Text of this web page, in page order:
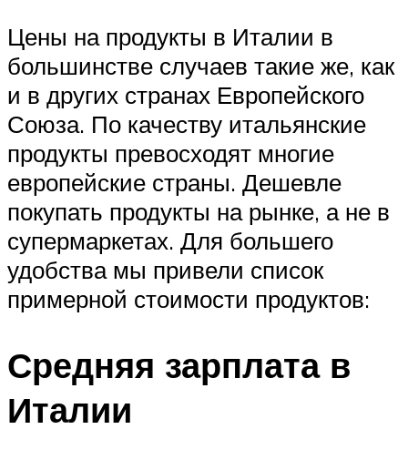
Цены на продукты в Италии в
большинстве случаев такие же, как
и в других странах Европейского
Союза. По качеству итальянские
продукты превосходят многие
европейские страны. Дешевле
покупать продукты на рынке, а не в
супермаркетах. Для большего
удобства мы привели список
примерной стоимости продуктов:
Средняя зарплата в
Италии